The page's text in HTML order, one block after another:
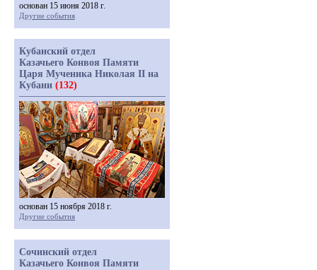
основан 15 июня 2018 г.
Другие события
Кубанский отдел
Казачьего Конвоя Памяти
Царя Мученика Николая II на
Кубани (132)
основан 15 ноября 2018 г.
Другие события
Сочинский отдел
Казачьего Конвоя Памяти